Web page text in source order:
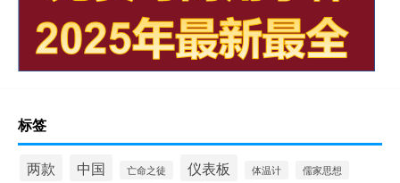
标签
两款 中国 亡命之徒 仪表板 体温计 儒家思想